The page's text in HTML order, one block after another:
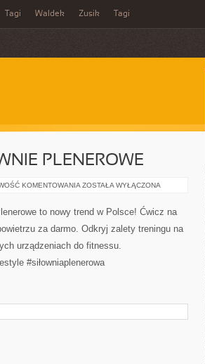
Tagi Waldek Zusik Tagi
PLENEROWE
KOMENTOWANIA OPEN-
SIŁOWNIE
PLENEROWE
ZOSTAŁA WYŁĄCZONA
to nowy trend w Polsce! Ćwicz na
za darmo. Odkryj zalety treningu na
urządzeniach do fitnessu.
#siłowniaplenerowa